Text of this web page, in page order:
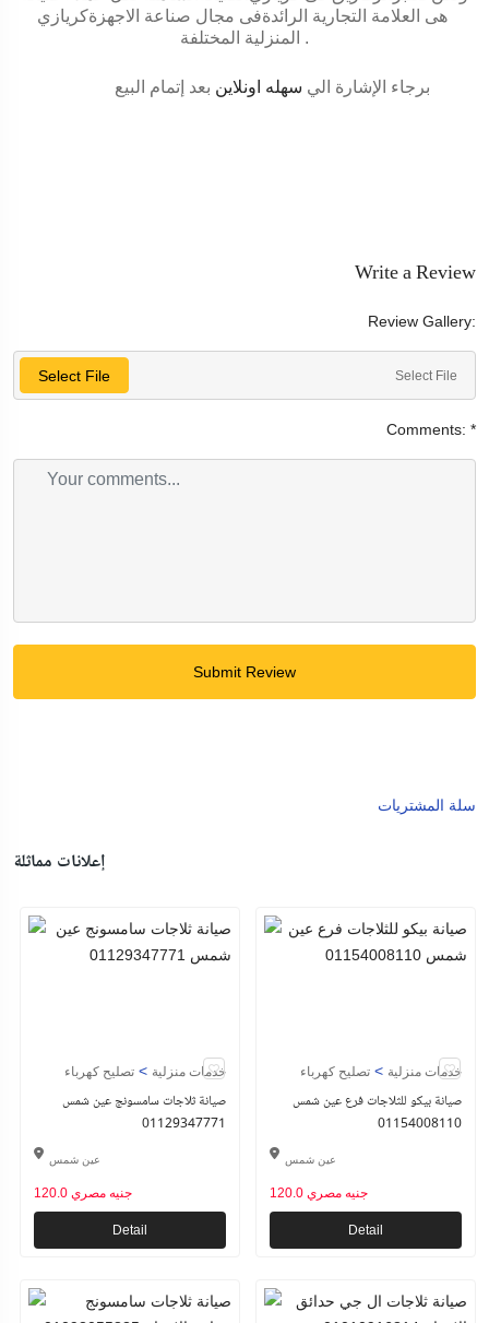
كريازيهى العلامة التجارية الرائدةفى مجال صناعة الاجهزة
المنزلية المختلفة .
برجاء الإشارة الي سهله اونلاين بعد إتمام البيع
Write a Review
Review Gallery:
Select File Select File
Comments: *
Submit Review
سلة المشتريات
إعلانات مماثلة
خدمات منزلية > تصليح كهرباء
صيانة ثلاجات سامسونج عين شمس
01129347771
عين شمس
120.0 جنيه مصري
Detail
خدمات منزلية > تصليح كهرباء
صيانة بيكو للثلاجات فرع عين شمس
01154008110
عين شمس
120.0 جنيه مصري
Detail